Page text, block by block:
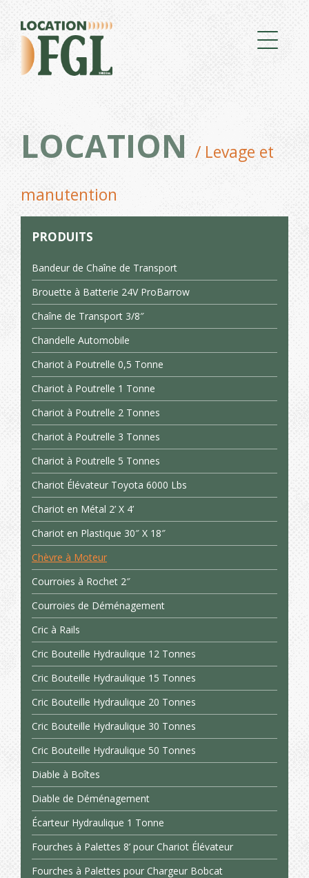
LOCATION / Levage et
manutention
PRODUITS
Bandeur de Chaîne de Transport
Brouette à Batterie 24V ProBarrow
Chaîne de Transport 3/8″
Chandelle Automobile
Chariot à Poutrelle 0,5 Tonne
Chariot à Poutrelle 1 Tonne
Chariot à Poutrelle 2 Tonnes
Chariot à Poutrelle 3 Tonnes
Chariot à Poutrelle 5 Tonnes
Chariot Élévateur Toyota 6000 Lbs
Chariot en Métal 2’ X 4’
Chariot en Plastique 30″ X 18″
Chèvre à Moteur
Courroies à Rochet 2″
Courroies de Déménagement
Cric à Rails
Cric Bouteille Hydraulique 12 Tonnes
Cric Bouteille Hydraulique 15 Tonnes
Cric Bouteille Hydraulique 20 Tonnes
Cric Bouteille Hydraulique 30 Tonnes
Cric Bouteille Hydraulique 50 Tonnes
Diable à Boîtes
Diable de Déménagement
Écarteur Hydraulique 1 Tonne
Fourches à Palettes 8’ pour Chariot Élévateur
Fourches à Palettes pour Chargeur Bobcat